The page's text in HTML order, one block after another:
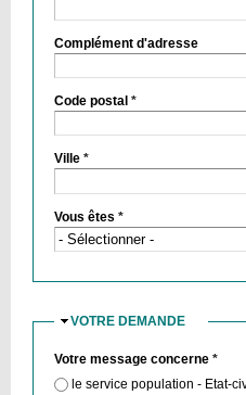
Complément d'adresse
Code postal*
Ville*
Vous êtes*
MASQUER
VOTRE DEMANDE
Votre message concerne*
le service population - Etat-